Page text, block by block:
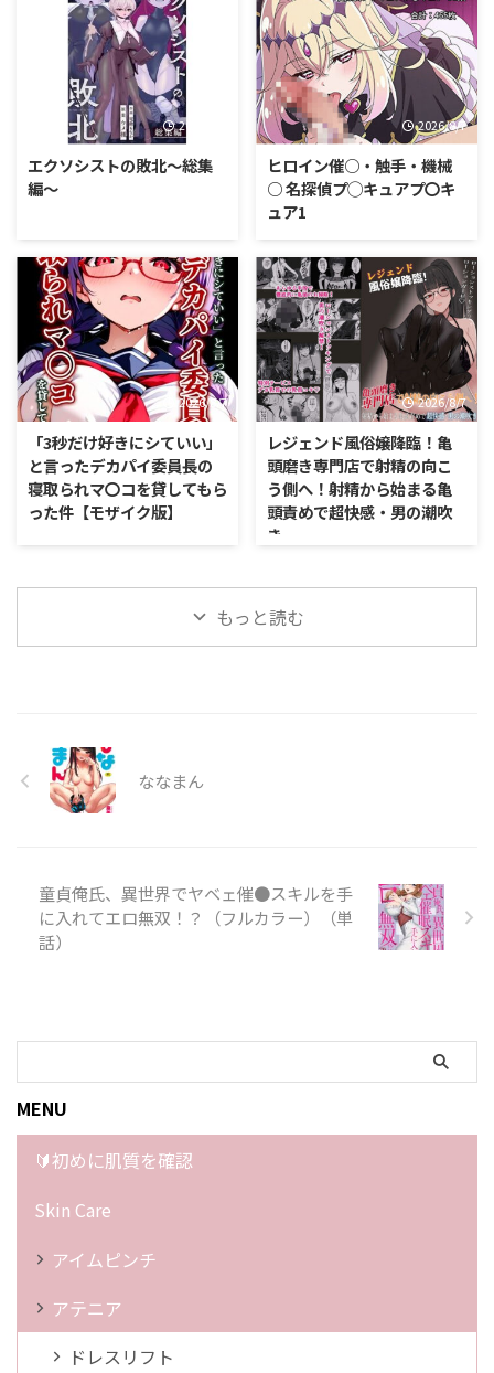
2026/8/7
エクソシストの敗北〜総集
編〜
2026/8/7
ヒロイン催○・触手・機械
○ 名探偵プ◯キュアプ〇キ
ュア1
2026/8/7
「3秒だけ好きにシていい」
と言ったデカパイ委員長の
寝取られマ〇コを貸してもら
った件【モザイク版】
2026/8/7
レジェンド風俗嬢降臨！亀
頭磨き専門店で射精の向こ
う側へ！射精から始まる亀
頭責めで超快感・男の潮吹
き
もっと読む
ななまん
童貞俺氏、異世界でヤベェ催●スキルを手
に入れてエロ無双！？（フルカラー）（単
話）
MENU
🔰初めに肌質を確認
Skin Care
アイムピンチ
アテニア
ドレスリフト